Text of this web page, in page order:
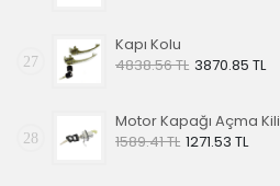
27
Kapı Kolu
4838.56 TL 3870.85 TL
28
1589.41 TL 1271.53 TL